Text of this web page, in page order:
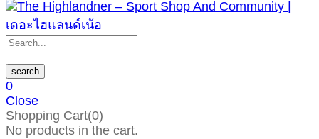
search
0
Close
Shopping Cart(0)
No products in the cart.